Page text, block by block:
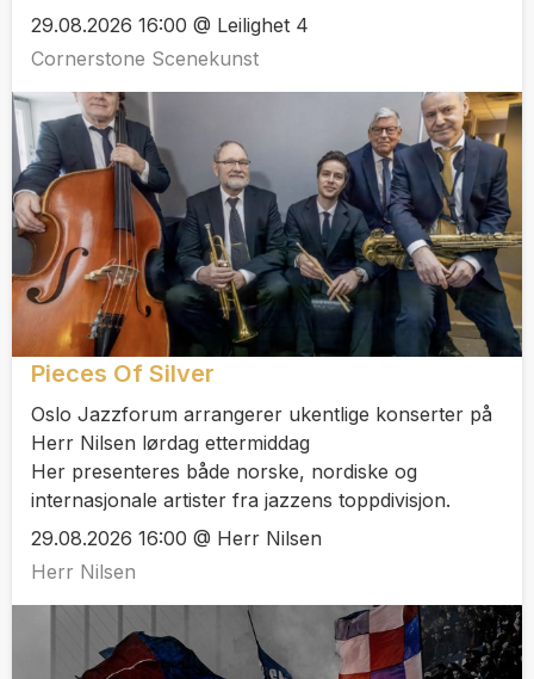
29.08.2026 16:00 @ Leilighet 4
Cornerstone Scenekunst
Pieces Of Silver
Oslo Jazzforum arrangerer ukentlige konserter på
Herr Nilsen lørdag ettermiddag
Her presenteres både norske, nordiske og
internasjonale artister fra jazzens toppdivisjon.
29.08.2026 16:00 @ Herr Nilsen
Herr Nilsen